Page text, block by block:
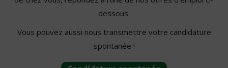
dessous.
Vous pouvez aussi nous transmettre votre candidature
spontanée !